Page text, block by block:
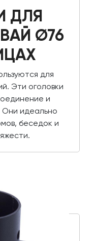
ДЛЯ
Ø76
для
Эти оголовки
и
Они идеально
беседок и